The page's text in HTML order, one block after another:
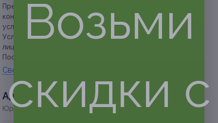
Предупреждаем о необходимости получения
консультации у врача-специалиста по оказываемым
услугам и противопоказаниям.
Услуга предоставляется только совершеннолетним
лицам.
Посмотреть
Свернуть
Адресa
Юридическая информация о партнёре
Возьми
скидки с